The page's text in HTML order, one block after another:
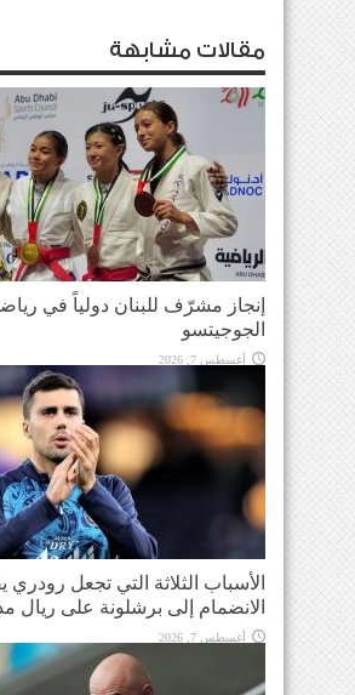
مقالات مشابهة
إنجاز مشرّف للبنان دولياً في
الجوجيتسو
أغسطس 7, 2026
الأسباب الثلاثة التي تجعل
الانضمام إلى برشلونة على ريال
أغسطس 7, 2026